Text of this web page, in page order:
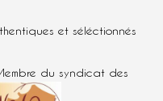
et séléctionnés
du syndicat des